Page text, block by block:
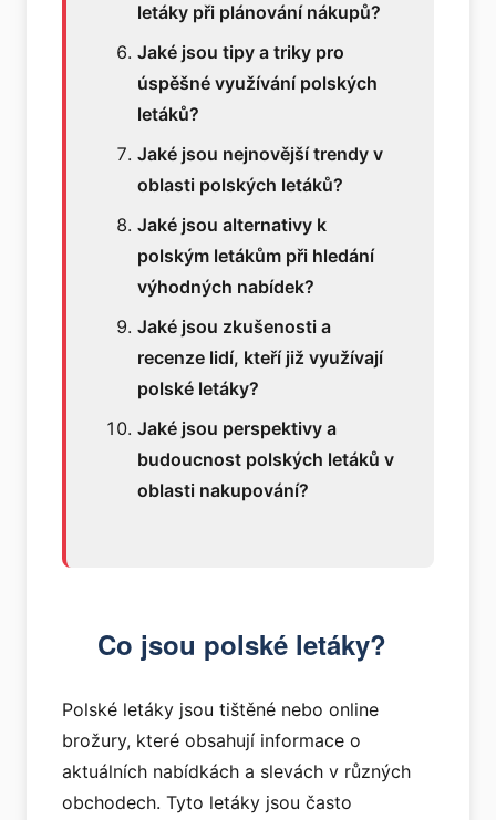
letáky při plánování nákupů?
Jaké jsou tipy a triky pro
úspěšné využívání polských
letáků?
Jaké jsou nejnovější trendy v
oblasti polských letáků?
Jaké jsou alternativy k
polským letákům při hledání
výhodných nabídek?
Jaké jsou zkušenosti a
recenze lidí, kteří již využívají
polské letáky?
Jaké jsou perspektivy a
budoucnost polských letáků v
oblasti nakupování?
Co jsou polské letáky?
Polské letáky jsou tištěné nebo online
brožury, které obsahují informace o
aktuálních nabídkách a slevách v různých
obchodech. Tyto letáky jsou často